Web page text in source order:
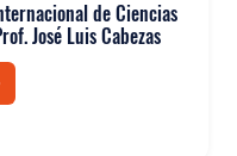
de Ciencias
la Salud- Prof. José Luis Cabezas